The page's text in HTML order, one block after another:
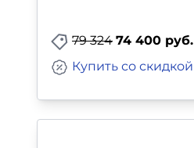
79 324 74 400 руб.
Купить со скидкой